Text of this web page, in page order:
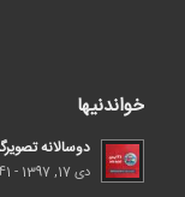
خواندنیها
دوسالانه تصویرگری تا ۱۲
دی 17, 1397 - 7:41 ق.ظ